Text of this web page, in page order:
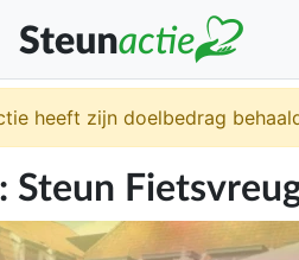
heeft zijn doelbedrag